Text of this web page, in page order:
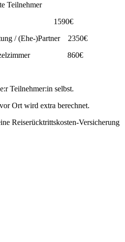
Teilnehmer
1590€
/ (Ehe-)Partner 2350€
Einzelzimmer 860€
Teilnehmer:in selbst.
Ort wird extra berechnet.
Reiserücktrittskosten-Versicherung